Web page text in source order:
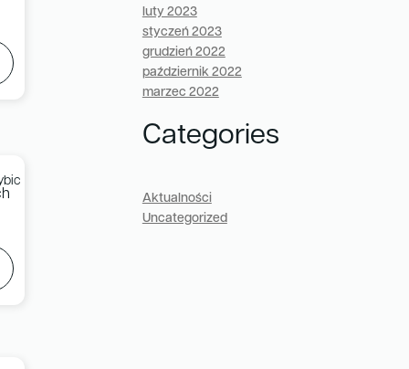
luty 2023
styczeń 2023
grudzień 2022
październik 2022
marzec 2022
Categories
Aktualności
Uncategorized